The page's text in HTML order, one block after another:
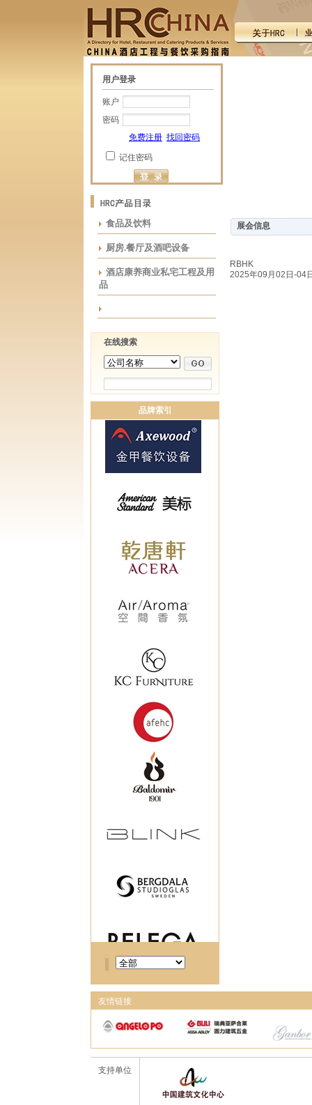
用户登录
账户
密码
免费注册 找回密码
记住密码
食品及饮料
厨房.餐厅及酒吧设备
酒店康养商业私宅工程及用
品
在线搜索
品牌索引
展会信息
RBHK
2025年09月02日-04
友情链接
支持单位